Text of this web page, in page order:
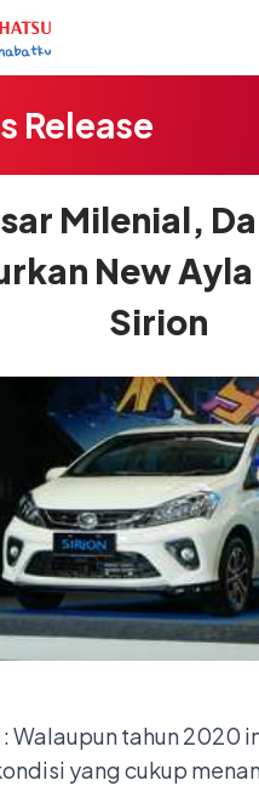
Release
Milenial,
New
Sirion
: Walaupun tahun 2020
yang cukup